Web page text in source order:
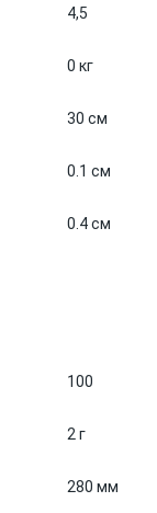
4,5
0 кг
30 см
0.1 см
0.4 см
100
2 г
280 мм